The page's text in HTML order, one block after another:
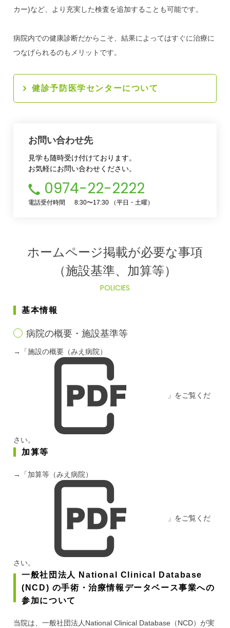
カー)など、より充実した検査を追加することも可能です。
病院内での健康診断だからこそ、結果によってはすぐに治療に
つなげられるのもメリットです。
健診予防医学センターについて
お問い合わせ先
見学も随時受け付けております。
お気軽にお問い合わせください。
0974-22-2222
電話受付時間 8:30〜17:30 （平日・土曜）
ホームページ掲載が必要な事項
（施設基準、加算等）
POLICIES
基本情報
病院の概要・施設基準等
→「施設の概要（みえ病院）
」をご覧くだ
さい。
加算等
→「加算等（みえ病院）
」をご覧くだ
さい。
一般社団法人 National Clinical Database
(NCD) の手術・治療情報データベース事業への
参加について
当院は、一般社団法人National Clinical Database（NCD）が実